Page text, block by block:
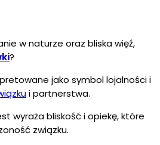
w naturze oraz bliska więź,
?
jako symbol lojalności i
i partnerstwa.
wyraża bliskość i opiekę, które
związku.